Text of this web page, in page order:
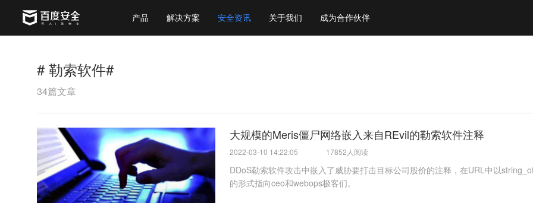
产品 解决方案 安全资讯 关于我们 成为合作伙伴
# 勒索软件#
34篇文章
大规模的Meris僵尸网络嵌入来自REvil的勒索软件注释
2022-03-10 14:22:05 17852人阅读
DDoS勒索软件攻击中嵌入了威胁要打击目标公司股价的注释，在URL中以
的形式指向ceo和webops极客们。